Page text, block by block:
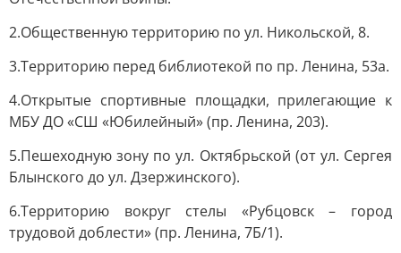
2.Общественную территорию по ул. Никольской, 8.
3.Территорию перед библиотекой по пр. Ленина, 53а.
4.Открытые спортивные площадки, прилегающие к
МБУ ДО «СШ «Юбилейный» (пр. Ленина, 203).
5.Пешеходную зону по ул. Октябрьской (от ул. Сергея
Блынского до ул. Дзержинского).
6.Территорию вокруг стелы «Рубцовск – город
трудовой доблести» (пр. Ленина, 7Б/1).